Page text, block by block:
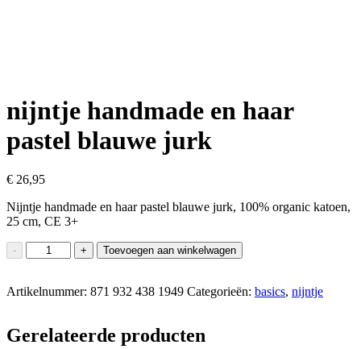
nijntje handmade en haar
pastel blauwe jurk
€ 26,95
Nijntje handmade en haar pastel blauwe jurk, 100% organic katoen,
25 cm, CE 3+
-
nijntje
handmade
haar
jurk
+ Toevoegen aan winkelwagen
Artikelnummer: 871 932 438 1949 Categorieën: basics, nijntje
Gerelateerde producten